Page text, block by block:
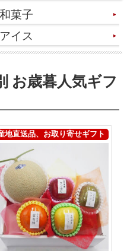
和菓子
アイス
お歳暮人気ギフ
地直送品、お取り寄せギフト